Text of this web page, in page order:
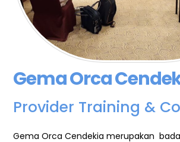
Gema Orca
Provider Training &
Gema Orca Cendekia merupakan